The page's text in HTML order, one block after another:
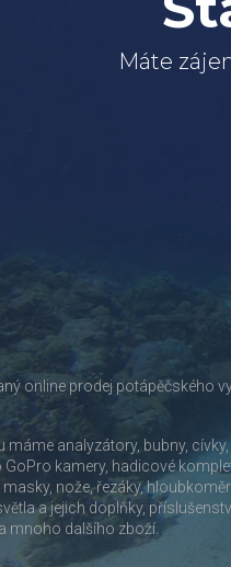
Máte
online prodej potápěčského
máme analyzátory, bubny,
kamery, hadicové
nože, řezáky,
a jejich doplňky,
mnoho dalšího zboží.